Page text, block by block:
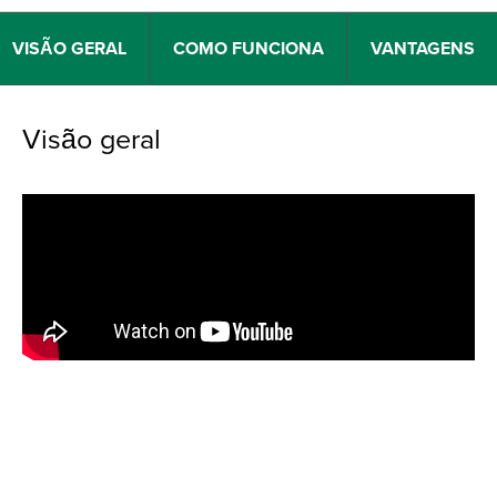
VISÃO GERAL COMO FUNCIONA VANTAGENS
Visão geral